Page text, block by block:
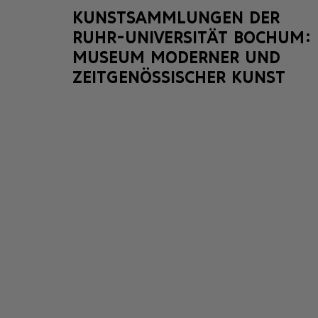
KUNSTSAMMLUNGEN DER
RUHR-UNIVERSITÄT BOCHUM:
MUSEUM MODERNER UND
ZEITGENÖSSISCHER KUNST